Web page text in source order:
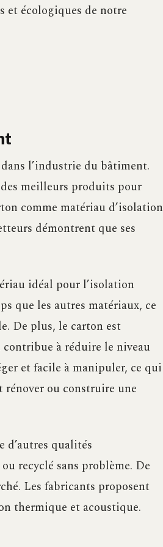
et écologiques de notre
l’industrie du bâtiment.
meilleurs produits pour
comme matériau d’isolation
démontrent que ses
idéal pour l’isolation
que les autres matériaux, ce
De plus, le carton est
à réduire le niveau
et facile à manipuler, ce qui
ou construire une
d’autres qualités
recyclé sans problème. De
Les fabricants proposent
thermique et acoustique.